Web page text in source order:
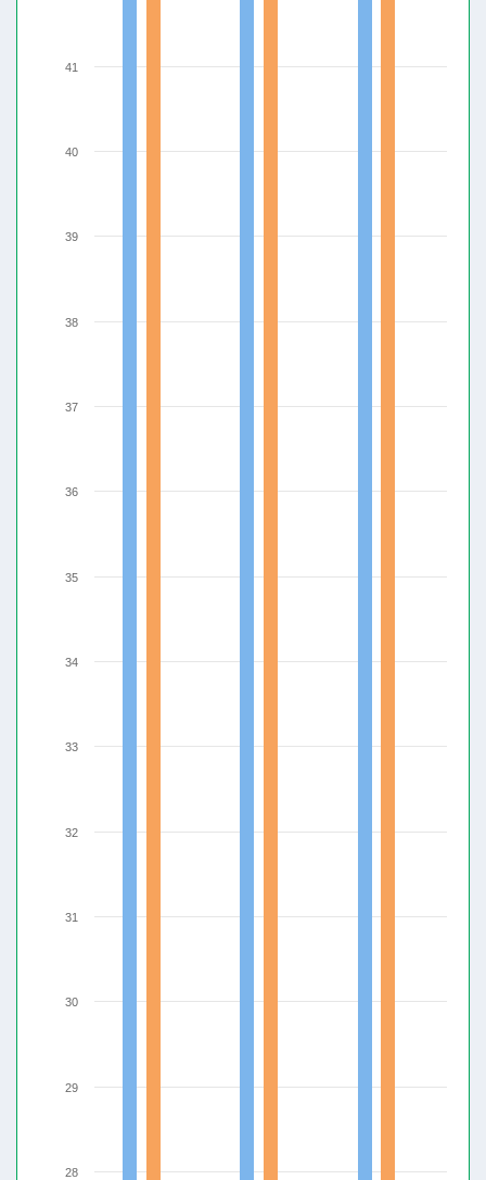
28
29
30
31
32
33
34
35
36
37
38
39
40
41